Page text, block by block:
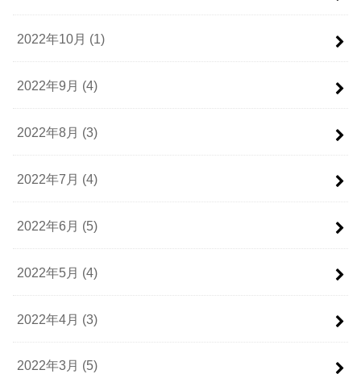
2022年10月 (1)
2022年9月 (4)
2022年8月 (3)
2022年7月 (4)
2022年6月 (5)
2022年5月 (4)
2022年4月 (3)
2022年3月 (5)